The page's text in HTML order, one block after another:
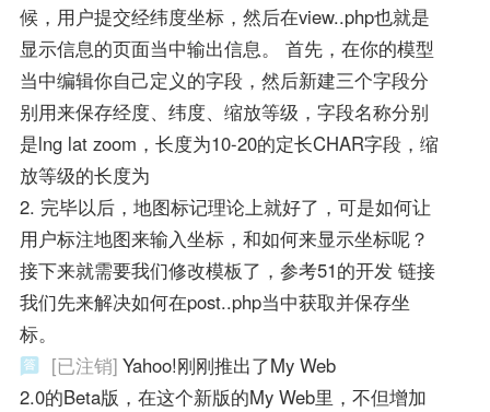
候，用户提交经纬度坐标，然后在view..php也就是
显示信息的页面当中输出信息。 首先，在你的模型
当中编辑你自己定义的字段，然后新建三个字段分
别用来保存经度、纬度、缩放等级，字段名称分别
是lng lat zoom，长度为10-20的定长CHAR字段，缩
放等级的长度为
2. 完毕以后，地图标记理论上就好了，可是如何让
用户标注地图来输入坐标，和如何来显示坐标呢？
接下来就需要我们修改模板了，参考51的开发 链接
我们先来解决如何在post..php当中获取并保存坐
标。
[已注销] Yahoo!刚刚推出了My Web
2.0的Beta版，在这个新版的My Web里，不但增加